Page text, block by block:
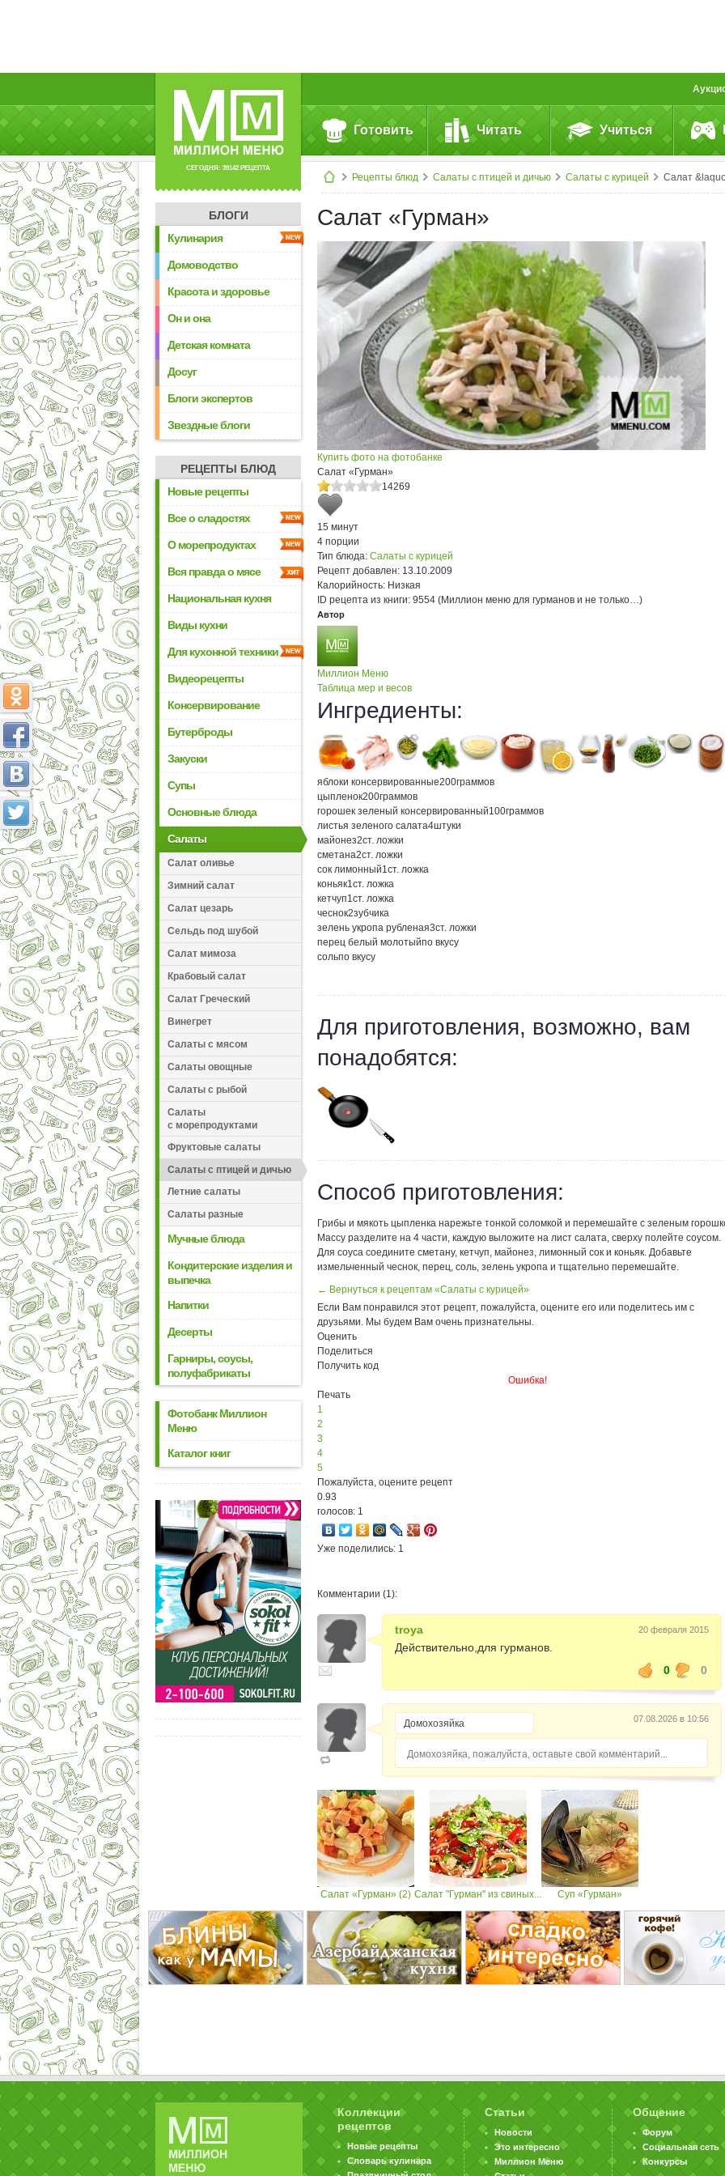
СЕГОДНЯ: 39142 РЕЦЕПТА
Готовить Читать Учиться
Рецепты блюд Салаты с птицей и дичью Салаты с курицей Салат
БЛОГИ
Кулинария
Домоводство
Красота и здоровье
Он и она
Детская комната
Досуг
Блоги экспертов
Звездные блоги
РЕЦЕПТЫ БЛЮД
Новые рецепты
Все о сладостях
О морепродуктах
Вся правда о мясе
Национальная кухня
Виды кухни
Для кухонной техники
Видеорецепты
Консервирование
Бутерброды
Закуски
Супы
Основные блюда
Салаты
Салат оливье
Зимний салат
Салат цезарь
Сельдь под шубой
Салат мимоза
Крабовый салат
Салат Греческий
Винегрет
Салаты с мясом
Салаты овощные
Салаты с рыбой
Салаты
с морепродуктами
Фруктовые салаты
Салаты с птицей и дичью
Летние салаты
Салаты разные
Мучные блюда
Кондитерские изделия и
выпечка
Напитки
Десерты
Гарниры, соусы,
полуфабрикаты
Фотобанк Миллион
Меню
Каталог книг
Салат «Гурман»
Купить фото на фотобанке
Салат «Гурман»
14269
15 минут
4 порции
Тип блюда: Салаты с курицей
Рецепт добавлен: 13.10.2009
Калорийность: Низкая
ID рецепта из книги: 9554 (Миллион меню для гурманов и не только…)
Автор
Миллион Меню
Таблица мер и весов
Ингредиенты:
яблоки консервированные200граммов
цыпленок200граммов
горошек зеленый консервированный100граммов
листья зеленого салата4штуки
майонез2ст. ложки
сметана2ст. ложки
сок лимонный1ст. ложка
коньяк1ст. ложка
кетчуп1ст. ложка
чеснок2зубчика
зелень укропа рубленая3ст. ложки
перец белый молотыйпо вкусу
сольпо вкусу
Для приготовления, возможно, вам
понадобятся:
Способ приготовления:
Грибы и мякоть цыпленка нарежьте тонкой соломкой и перемешайте с зеленым
Массу разделите на 4 части, каждую выложите на лист салата, сверху полейте соусом.
Для соуса соедините сметану, кетчуп, майонез, лимонный сок и коньяк. Добавьте
измельченный чеснок, перец, соль, зелень укропа и тщательно перемешайте.
← Вернуться к рецептам «Салаты с курицей»
Если Вам понравился этот рецепт, пожалуйста, оцените его или поделитесь им с
друзьями. Мы будем Вам очень признательны.
Оценить
Поделиться
Получить код
Ошибка!
Печать
1
2
3
4
5
Пожалуйста, оцените рецепт
0.93
голосов: 1
Уже поделились: 1
Комментарии (1):
troya 20 февраля 2015
Действительно,для гурманов.
0
0
07.08.2026 в 10:56
Домохозяйка, пожалуйста, оставьте свой комментарий...
Салат «Гурман» (2) Салат "Гурман" из свиных... Суп «Гурман»
Коллекции
рецептов
Новые рецепты
Словарь кулинара
Статьи
Новости
Это интересно
Миллион Меню
Общение
Форум
Социальная сеть
Конкурсы